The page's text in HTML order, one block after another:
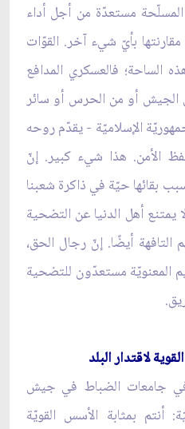
مستعدّة من أجل أداء
بأيّ شيء آخر. القوّات
الساحة؛ فالعسكري المدافع
الجيش أو من الحرس أو سائر
الإسلاميّة - يقدّم روحه
الأمن. هذا شيء كبير. إنّ
بقائها حيّة في ذاكرة شعبنا
يمتنع أهل الدنيا عن التضحية
أيضًا. إنّ رجال الحق،
المعنويّة مستعدّون للتضحية
لاقتدار البلد
في جامعات الضباط في جيش
أنتم بمثابة الأسس القويّة